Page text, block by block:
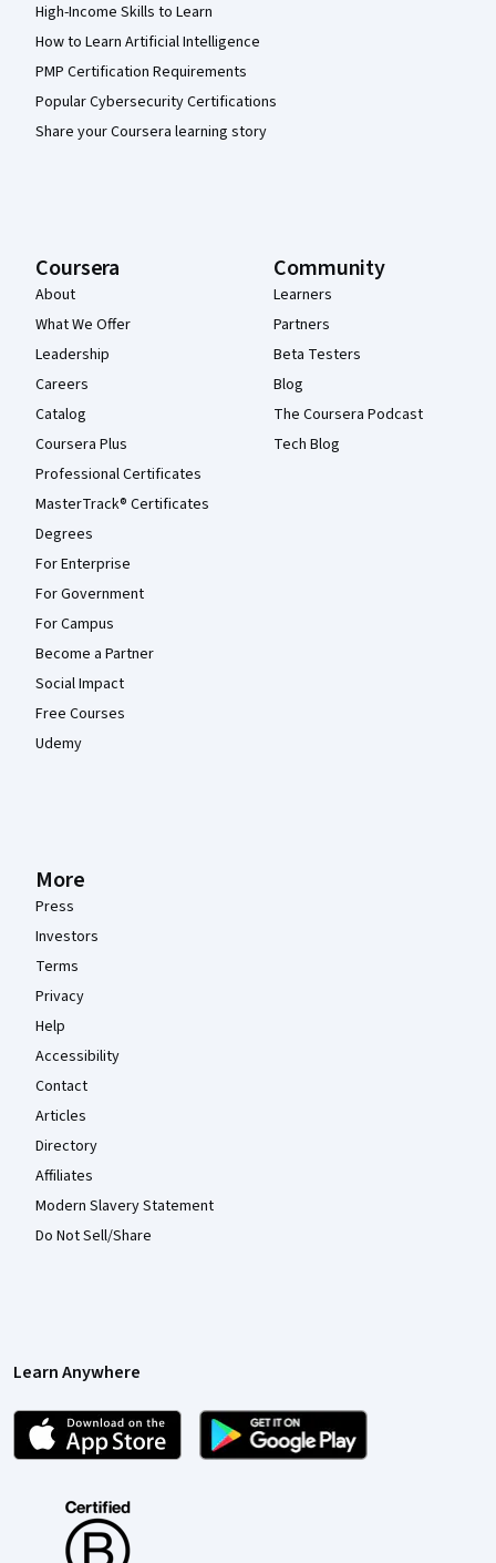
High-Income Skills to Learn
How to Learn Artificial Intelligence
PMP Certification Requirements
Popular Cybersecurity Certifications
Share your Coursera learning story
Coursera
About
What We Offer
Leadership
Careers
Catalog
Coursera Plus
Professional Certificates
MasterTrack® Certificates
Degrees
For Enterprise
For Government
For Campus
Become a Partner
Social Impact
Free Courses
Udemy
Community
Learners
Partners
Beta Testers
Blog
The Coursera Podcast
Tech Blog
More
Press
Investors
Terms
Privacy
Help
Accessibility
Contact
Articles
Directory
Affiliates
Modern Slavery Statement
Do Not Sell/Share
Learn Anywhere